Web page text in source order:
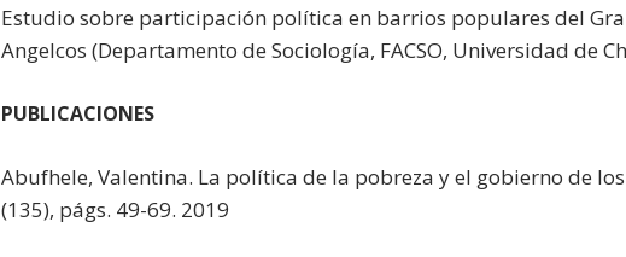
Estudio sobre participación política en barrios populares del
Angelcos (Departamento de Sociología, FACSO, Universidad de
PUBLICACIONES
Abufhele, Valentina. La política de la pobreza y el gobierno de
(135), págs. 49-69. 2019